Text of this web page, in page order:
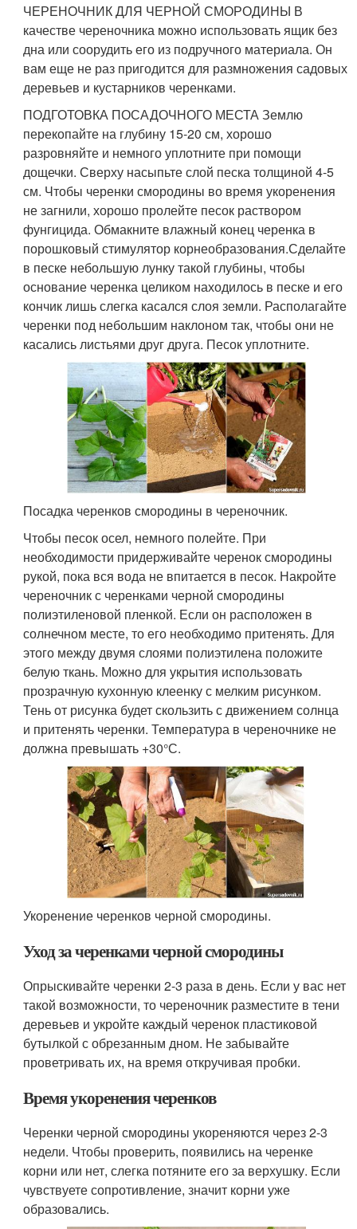
ЧЕРЕНОЧНИК ДЛЯ ЧЕРНОЙ СМОРОДИНЫ В
качестве череночника можно использовать ящик без
дна или соорудить его из подручного материала. Он
вам еще не раз пригодится для размножения садовых
деревьев и кустарников черенками.
ПОДГОТОВКА ПОСАДОЧНОГО МЕСТА Землю
перекопайте на глубину 15-20 см, хорошо
разровняйте и немного уплотните при помощи
дощечки. Сверху насыпьте слой песка толщиной 4-5
см. Чтобы черенки смородины во время укоренения
не загнили, хорошо пролейте песок раствором
фунгицида. Обмакните влажный конец черенка в
порошковый стимулятор корнеобразования.Сделайте
в песке небольшую лунку такой глубины, чтобы
основание черенка целиком находилось в песке и его
кончик лишь слегка касался слоя земли. Располагайте
черенки под небольшим наклоном так, чтобы они не
касались листьями друг друга. Песок уплотните.
Посадка черенков смородины в череночник.
Чтобы песок осел, немного полейте. При
необходимости придерживайте черенок смородины
рукой, пока вся вода не впитается в песок. Накройте
череночник с черенками черной смородины
полиэтиленовой пленкой. Если он расположен в
солнечном месте, то его необходимо притенять. Для
этого между двумя слоями полиэтилена положите
белую ткань. Можно для укрытия использовать
прозрачную кухонную клеенку с мелким рисунком.
Тень от рисунка будет скользить с движением солнца
и притенять черенки. Температура в череночнике не
должна превышать +30°С.
Укоренение черенков черной смородины.
Уход за черенками черной смородины
Опрыскивайте черенки 2-3 раза в день. Если у вас нет
такой возможности, то череночник разместите в тени
деревьев и укройте каждый черенок пластиковой
бутылкой с обрезанным дном. Не забывайте
проветривать их, на время откручивая пробки.
Время укоренения черенков
Черенки черной смородины укореняются через 2-3
недели. Чтобы проверить, появились на черенке
корни или нет, слегка потяните его за верхушку. Если
чувствуете сопротивление, значит корни уже
образовались.